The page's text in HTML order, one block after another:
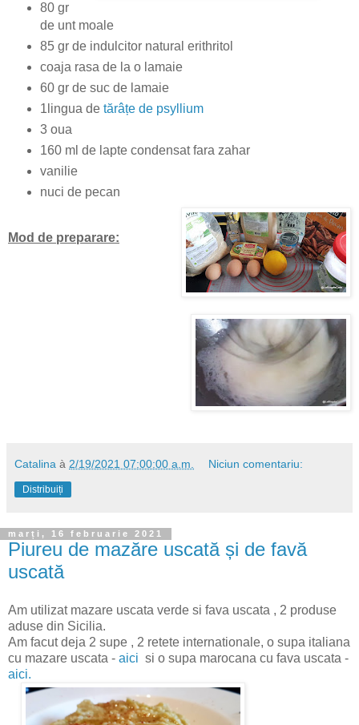
80 gr
de unt moale
85 gr de indulcitor natural erithritol
coaja rasa de la o lamaie
60 gr de suc de lamaie
1lingua de tărâțe de psyllium
3 oua
160 ml de lapte condensat fara zahar
vanilie
nuci de pecan
Mod de preparare:
Catalina à 2/19/2021 07:00:00 a.m. Niciun comentariu:
Distribuiți
marți, 16 februarie 2021
Piureu de mazăre uscată și de favă
uscată
Am utilizat mazare uscata verde si fava uscata , 2 produse
aduse din Sicilia.
Am facut deja 2 supe , 2 retete internationale, o supa italiana
cu mazare uscata - aici si o supa marocana cu fava uscata -
aici.